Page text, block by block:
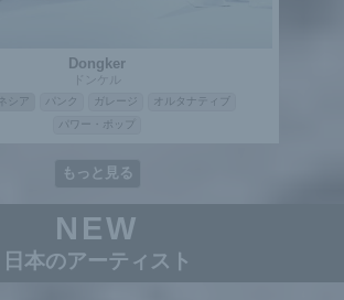
Dongker
ドンケル
シア パンク ガレージ
オルタナティブ
パワー・ポップ
もっと見る
NEW
日本のアーティスト